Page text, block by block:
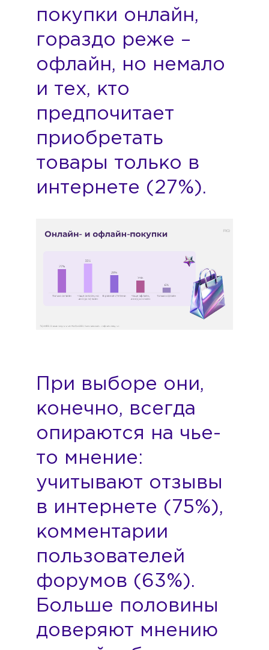
покупки онлайн,
гораздо реже –
офлайн, но немало
и тех, кто
предпочитает
приобретать
товары только в
интернете (27%).
При выборе они,
конечно, всегда
опираются на чье-
то мнение:
учитывают отзывы
в интернете (75%),
комментарии
пользователей
форумов (63%).
Больше половины
доверяют мнению